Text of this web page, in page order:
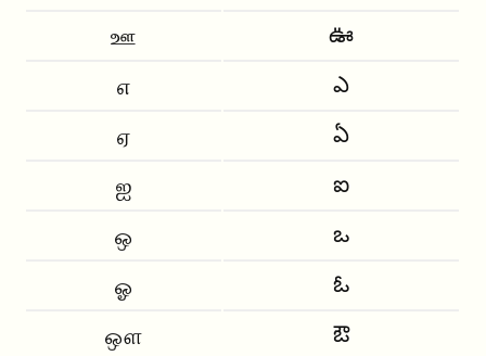
ஊ
ఊ
எ
ఎ
ஏ
ఏ
ஐ
ఐ
ஒ
ఒ
ஓ
ఓ
ஔ
ఔ